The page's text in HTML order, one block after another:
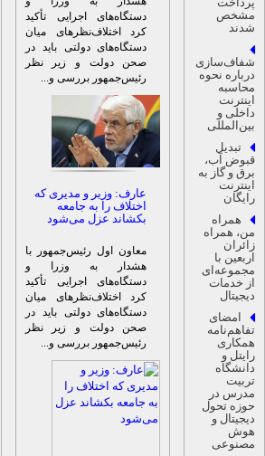
دستگاه‌های اجرایی تأکید
کرد اختلاف‌نظرهای میان
دستگاه‌های دولتی باید در
صحن دولت و زیر نظر
رئیس‌جمهور بررسی و...
عارف: وزیر و مدیری که
اختلاف را به جامعه
بکشاند عزل می‌شود
معاون اول رئیس‌جمهور با
هشدار به وزرا و
دستگاه‌های اجرایی تأکید
کرد اختلاف‌نظر‌های میان
دستگاه‌های دولتی باید در
صحن دولت و زیر نظر
رئیس‌جمهور بررسی و...
نحوه
و
تبدیل
آب،
و گاز به
همراه
همراه
با
خدمات
امضای
و
در
تحول
و